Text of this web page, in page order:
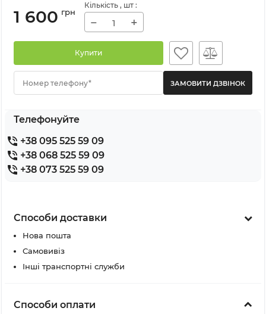
1 600 грн
Кількість , шт :
− +
Купити
Номер телефону*
Телефонуйте
+38 095 525 59 09
+38 068 525 59 09
+38 073 525 59 09
Способи доставки
Нова пошта
Самовивіз
Інші транспортні служби
Способи оплати